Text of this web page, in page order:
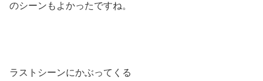
のシーンもよかったですね。
ラストシーンにかぶってくる